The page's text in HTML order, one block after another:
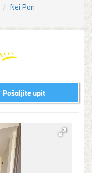
Nei Pori
Pošaljite upit